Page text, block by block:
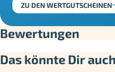
ZU DEN WERTGUTSCHEINEN
Bewertungen
Das könnte Dir